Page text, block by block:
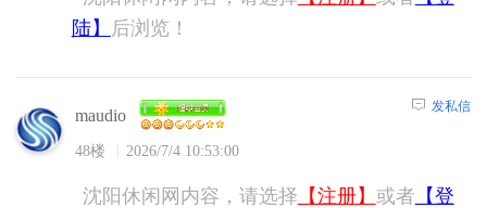
陆】
后浏览！
maudio
48楼 2026/7/4 10:53:00
发私信
沈阳休闲网内容，请选择 【注册】 或者 【登